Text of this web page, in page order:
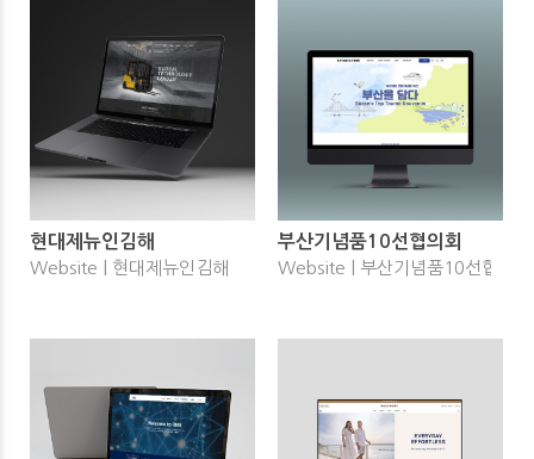
현대제뉴인김해
Website | 현대제뉴인김해
부산기념품10선협의회
Website | 부산기념품10선협의회